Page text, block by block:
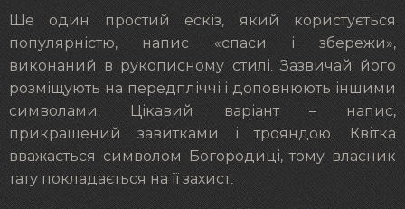
Ще один простий ескіз, який користується
популярністю, напис «спаси і збережи»,
виконаний в рукописному стилі. Зазвичай його
розміщують на передпліччі і доповнюють іншими
символами. Цікавий варіант – напис,
прикрашений завитками і трояндою. Квітка
вважається символом Богородиці, тому власник
тату покладається на її захист.